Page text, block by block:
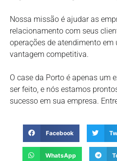
Nossa missão é ajudar as
relacionamento com seus
operações de atendimento em
vantagem competitiva.
O case da Porto é apenas um
ser feito, e nós estamos
sucesso em sua empresa.
Facebook
WhatsApp